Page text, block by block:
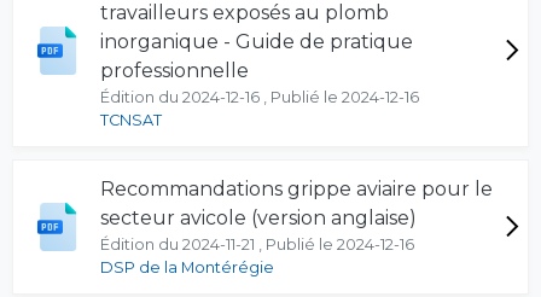
travailleurs exposés au plomb
inorganique - Guide de pratique
professionnelle
Édition du 2024-12-16 , Publié le 2024-12-16
TCNSAT
Recommandations grippe aviaire pour le
secteur avicole (version anglaise)
Édition du 2024-11-21 , Publié le 2024-12-16
DSP de la Montérégie